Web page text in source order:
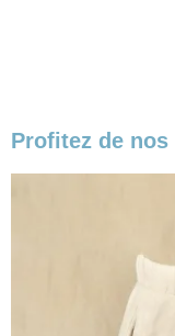
Profitez de